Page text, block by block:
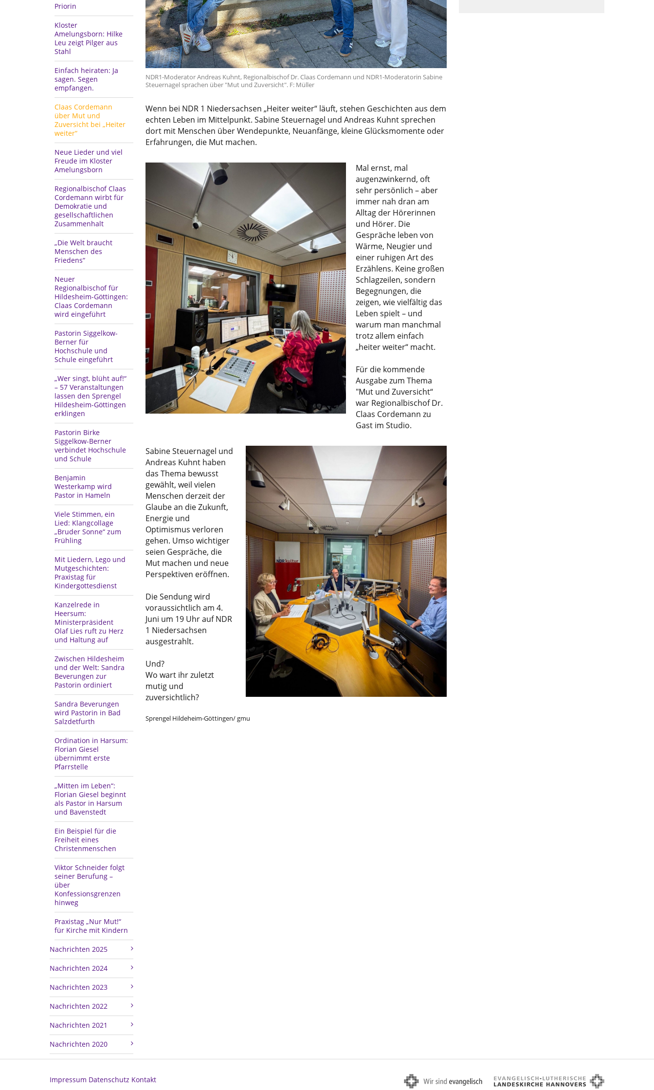
Priorin
Kloster
Amelungsborn: Hilke
Leu zeigt Pilger aus
Stahl
Einfach heiraten: Ja
sagen. Segen
empfangen.
Claas Cordemann
über Mut und
Zuversicht bei „Heiter
weiter“
Neue Lieder und viel
Freude im Kloster
Amelungsborn
Regionalbischof Claas
Cordemann wirbt für
Demokratie und
gesellschaftlichen
Zusammenhalt
„Die Welt braucht
Menschen des
Friedens“
Neuer
Regionalbischof für
Hildesheim-Göttingen:
Claas Cordemann
wird eingeführt
Pastorin Siggelkow-
Berner für
Hochschule und
Schule eingeführt
„Wer singt, blüht auf!“
– 57 Veranstaltungen
lassen den Sprengel
Hildesheim-Göttingen
erklingen
Pastorin Birke
Siggelkow-Berner
verbindet Hochschule
und Schule
Benjamin
Westerkamp wird
Pastor in Hameln
Viele Stimmen, ein
Lied: Klangcollage
„Bruder Sonne“ zum
Frühling
Mit Liedern, Lego und
Mutgeschichten:
Praxistag für
Kindergottesdienst
Kanzelrede in
Heersum:
Ministerpräsident
Olaf Lies ruft zu Herz
und Haltung auf
Zwischen Hildesheim
und der Welt: Sandra
Beverungen zur
Pastorin ordiniert
Sandra Beverungen
wird Pastorin in Bad
Salzdetfurth
Ordination in Harsum:
Florian Giesel
übernimmt erste
Pfarrstelle
„Mitten im Leben“:
Florian Giesel beginnt
als Pastor in Harsum
und Bavenstedt
Ein Beispiel für die
Freiheit eines
Christenmenschen
Viktor Schneider folgt
seiner Berufung –
über
Konfessionsgrenzen
hinweg
Praxistag „Nur Mut!“
für Kirche mit Kindern
Nachrichten 2025
Nachrichten 2024
Nachrichten 2023
Nachrichten 2022
Nachrichten 2021
Nachrichten 2020
NDR1-Moderator Andreas Kuhnt, Regionalbischof Dr. Claas Cordemann und NDR1-Moderatorin Sabine
Steuernagel sprachen über "Mut und Zuversicht". F: Müller
Wenn bei NDR 1 Niedersachsen „Heiter weiter“ läuft, stehen Geschichten aus dem
echten Leben im Mittelpunkt. Sabine Steuernagel und Andreas Kuhnt sprechen
dort mit Menschen über Wendepunkte, Neuanfänge, kleine Glücksmomente oder
Erfahrungen, die Mut machen.
Mal ernst, mal
augenzwinkernd, oft
sehr persönlich – aber
immer nah dran am
Alltag der Hörerinnen
und Hörer. Die
Gespräche leben von
Wärme, Neugier und
einer ruhigen Art des
Erzählens. Keine großen
Schlagzeilen, sondern
Begegnungen, die
zeigen, wie vielfältig das
Leben spielt – und
warum man manchmal
trotz allem einfach
„heiter weiter“ macht.
Für die kommende
Ausgabe zum Thema
"Mut und Zuversicht“
war Regionalbischof Dr.
Claas Cordemann zu
Gast im Studio.
Sabine Steuernagel und
Andreas Kuhnt haben
das Thema bewusst
gewählt, weil vielen
Menschen derzeit der
Glaube an die Zukunft,
Energie und
Optimismus verloren
gehen. Umso wichtiger
seien Gespräche, die
Mut machen und neue
Perspektiven eröffnen.
Die Sendung wird
voraussichtlich am 4.
Juni um 19 Uhr auf NDR
1 Niedersachsen
ausgestrahlt.
Und?
Wo wart ihr zuletzt
mutig und
zuversichtlich?
Sprengel Hildeheim-Göttingen/ gmu
Impressum Datenschutz Kontakt